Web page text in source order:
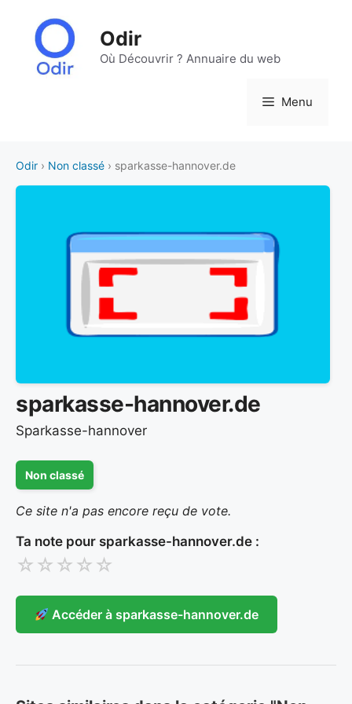
contenu
Odir
Où Découvrir ? Annuaire du web
Menu
Odir › Non classé › sparkasse-hannover.de
sparkasse-hannover.de
Sparkasse-hannover
Non classé
Ce site n'a pas encore reçu de vote.
Ta note pour sparkasse-hannover.de :
☆ ☆ ☆ ☆ ☆
Accéder à sparkasse-hannover.de